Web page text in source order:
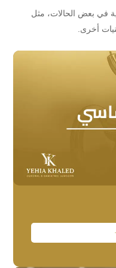
في بعض الحالات، مثل
أخرى.